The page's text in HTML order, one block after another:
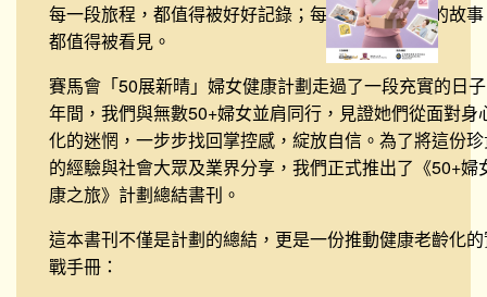
每一段旅程，都值得被好好記錄；每一個關於改變的故
都值得被看見。
賽馬會「50展新晴」婦女健康計劃走過了一段充實的日
年間，我們與無數50+婦女並肩同行，見證她們從面對身
化的迷惘，一步步找回掌控感，綻放自信。為了將這份
的經驗與社會大眾及業界分享，我們正式推出了《50+婦
康之旅》計劃總結書刊。
這本書刊不僅是計劃的總結，更是一份推動健康老齡化
戰手冊：